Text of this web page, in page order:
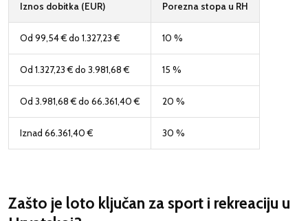
Iznos dobitka (EUR) Porezna stopa u RH
Od 99,54 € do 1.327,23 € 10 %
Od 1.327,23 € do 3.981,68 € 15 %
Od 3.981,68 € do 66.361,40 € 20 %
Iznad 66.361,40 € 30 %
Zašto je loto ključan za sport i rekreaciju u